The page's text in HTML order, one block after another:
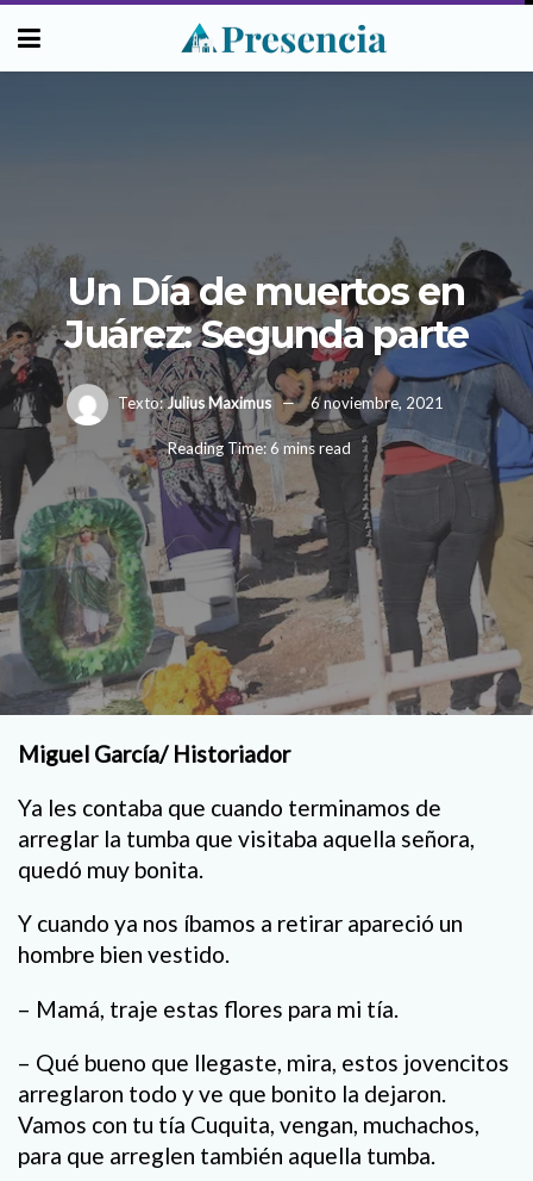
Un Día de muertos en
Juárez: Segunda parte
Texto:Julius Maximus 6 noviembre, 2021
Reading Time: 6 mins read
Miguel García/ Historiador
Ya les contaba que cuando terminamos de
arreglar la tumba que visitaba aquella señora,
quedó muy bonita.
Y cuando ya nos íbamos a retirar apareció un
hombre bien vestido.
– Mamá, traje estas flores para mi tía.
– Qué bueno que llegaste, mira, estos jovencitos
arreglaron todo y ve que bonito la dejaron.
Vamos con tu tía Cuquita, vengan, muchachos,
para que arreglen también aquella tumba.